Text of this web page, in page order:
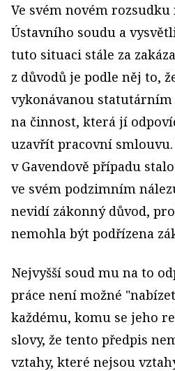
Ve svém novém
Ústavního soudu a
tuto situaci stále za
z důvodů je podle něj to,
vykonávanou statutárním
na činnost, která jí
uzavřít pracovní smlouvu.
v Gavendově případu
ve svém podzimním
nevidí zákonný důvod,
nemohla být podřízena
Nejvyšší soud mu na to
práce není možné
každému, komu se jeho
slovy, že tento předpis
vztahy, které nejsou